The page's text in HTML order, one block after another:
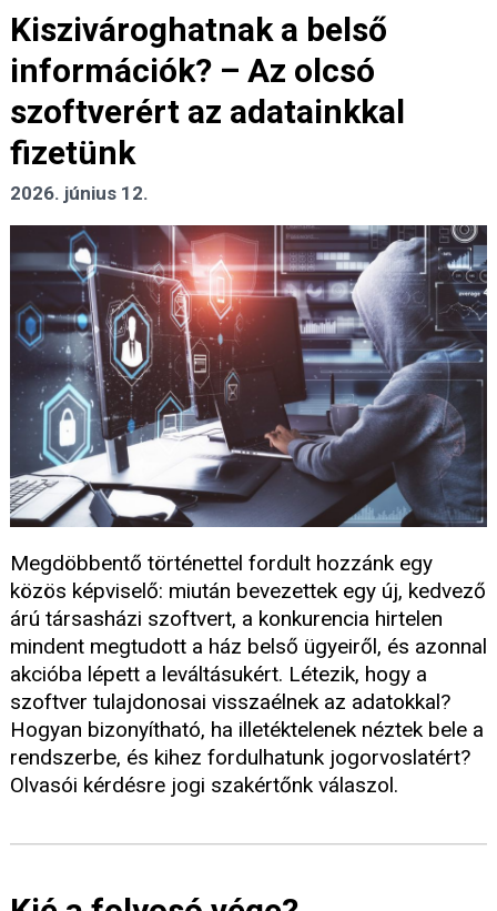
Kiszivároghatnak a belső
információk? – Az olcsó
szoftverért az adatainkkal
fizetünk
2026. június 12.
Megdöbbentő történettel fordult hozzánk egy
közös képviselő: miután bevezettek egy új, kedvező
árú társasházi szoftvert, a konkurencia hirtelen
mindent megtudott a ház belső ügyeiről, és azonnal
akcióba lépett a leváltásukért. Létezik, hogy a
szoftver tulajdonosai visszaélnek az adatokkal?
Hogyan bizonyítható, ha illetéktelenek néztek bele a
rendszerbe, és kihez fordulhatunk jogorvoslatért?
Olvasói kérdésre jogi szakértőnk válaszol.